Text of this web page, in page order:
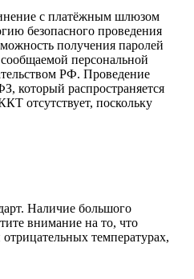
с платёжным шлюзом
безопасного проведения
получения паролей
персональной
РФ. Проведение
который распространяется
отсутствует, поскольку
Наличие большого
внимание на то, что
температурах,